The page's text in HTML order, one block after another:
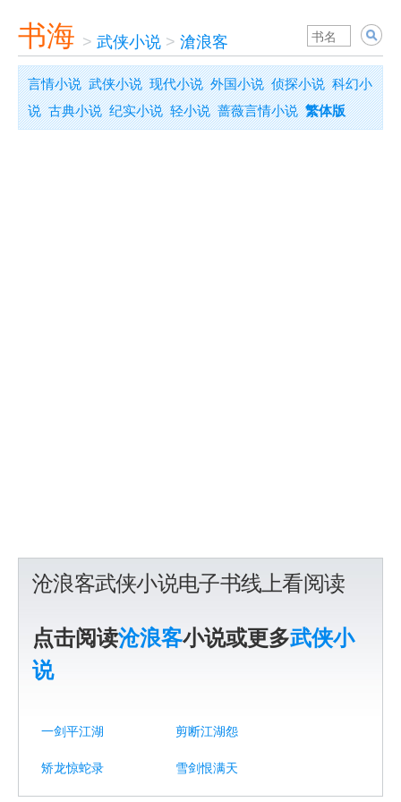
书海 > 武侠小说 > 滄浪客
言情小说 武侠小说 现代小说 外国小说 侦探小说 科幻小
说 古典小说 纪实小说 轻小说 蔷薇言情小说 繁体版
沧浪客武侠小说电子书线上看阅读
点击阅读沧浪客小说或更多武侠小
说
一剑平江湖 剪断江湖怨
矫龙惊蛇录 雪剑恨满天